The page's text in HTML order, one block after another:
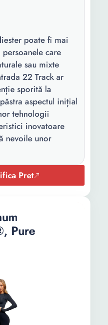
poate fi mai
care
sau mixte
22 Track ar
sporită la
aspectul inițial
tehnologii
inovatoare
nevoile unor
Pret
Pure